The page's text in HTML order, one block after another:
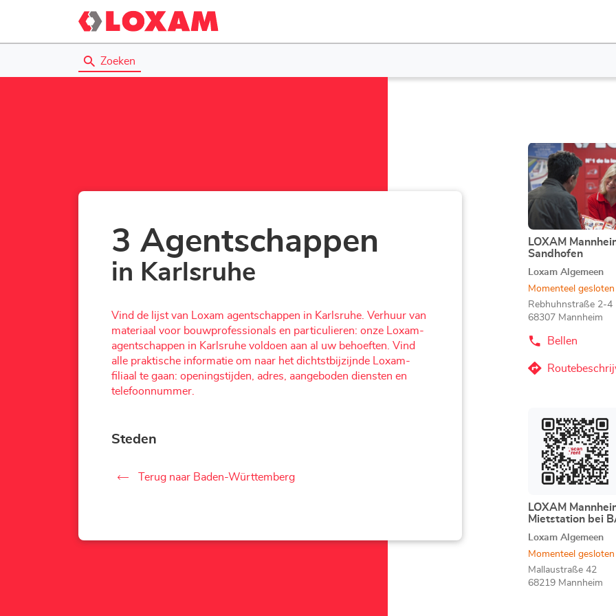
Zoeken
3 Agentschappen
in Karlsruhe
Vind de lijst van Loxam agentschappen in Karlsruhe. Verhuur van
materiaal voor bouwprofessionals en particulieren: onze Loxam-
agentschappen in Karlsruhe voldoen aan al uw behoeften. Vind
alle praktische informatie om naar het dichtstbijzijnde Loxam-
filiaal te gaan: openingstijden, adres, aangeboden diensten en
telefoonnummer.
Steden
Terug naar Baden-Württemberg
Druk
op
de
ENTER
toets
voor
meer
informatie
Agentschap:
LOXAM
Sandhofen
Loxam Algemeen
Momenteel gesloten
Rebhuhnstraße 2-4
68307 Mannheim
Bellen
de
LOXAM
naar
Mannheim
Sandhofen
ENTER
toets
meer
informatie
Agentschap:
LOXAM
Mietstation bei
Loxam Algemeen
Momenteel gesloten
Mallaustraße 42
68219 Mannheim